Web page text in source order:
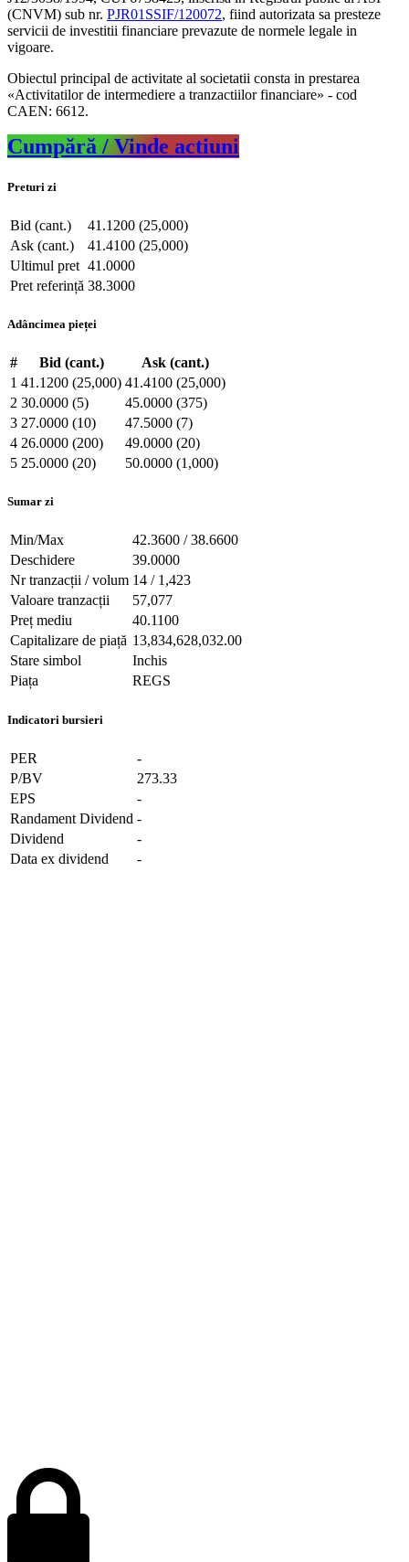
(CNVM) sub nr. PJR01SSIF/120072, fiind autorizata sa presteze
servicii de investitii financiare prevazute de normele legale in
vigoare.
Obiectul principal de activitate al societatii consta in prestarea
«Activitatilor de intermediere a tranzactiilor financiare» - cod
CAEN: 6612.
Cumpără / Vinde actiuni
Preturi zi
Bid (cant.)
41.1200 (25,000)
Ask (cant.)
41.4100 (25,000)
Ultimul pret 41.0000
Pret referință 38.3000
Adâncimea pieței
# Bid (cant.)
Ask (cant.)
1 41.1200 (25,000) 41.4100 (25,000)
2 30.0000 (5)
45.0000 (375)
3 27.0000 (10)
47.5000 (7)
4 26.0000 (200)
49.0000 (20)
5 25.0000 (20) 50.0000 (1,000)
Sumar zi
Min/Max
42.3600 / 38.6600
Deschidere
39.0000
Nr tranzacții / volum 14 / 1,423
Valoare tranzacții
57,077
Preț mediu
40.1100
Capitalizare de piață 13,834,628,032.00
Stare simbol
Inchis
Piața
REGS
Indicatori bursieri
PER
-
P/BV
273.33
EPS
-
Randament Dividend -
Dividend
-
Data ex dividend
-